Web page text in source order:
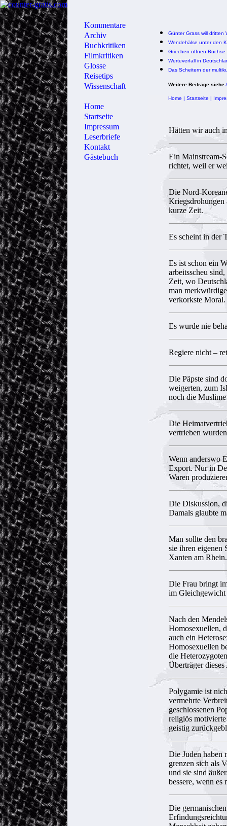
Kommentare
Archiv
Buchkritiken
Filmkritiken
Glosse
Reisetips
Wissenschaft
Home
Startseite
Impressum
Leserbriefe
Kontakt
Gästebuch
Günter Grass will dritten
Wendehälse unter den
Griechen öffnen Büchse
Werteverfall in
Das Scheitern der
Weitere Beiträge siehe
Home | Startseite |
Hätten wir auch
Ein Mainstream-
richtet, weil er
Die Nord-
kurze Zeit.
Es scheint in der
Es ist schon ein
arbeitsscheu
Zeit, wo
man
verkorkste Moral.
Es wurde nie
Regiere nicht –
Die Päpste sind
weigerten, zum
noch die
Die
vertrieben
Wenn anderswo
Export. Nur in
Waren
Die Diskussion,
Damals glaubte
Man sollte den
sie ihren eigenen
Xanten am Rhein.
Die Frau bringt
im Gleichgewicht
Nach den
Homosexuellen,
auch ein
Homosexuellen
die
Überträger
Polygamie ist
vermehrte
geschlossenen
religiös
geistig
Die Juden haben
grenzen sich als
und sie sind
bessere, wenn es
Die